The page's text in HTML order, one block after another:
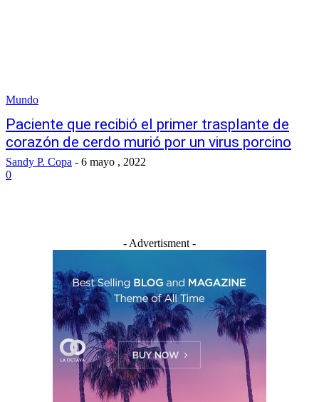
Mundo
Paciente que recibió el primer trasplante de
corazón de cerdo murió por un virus porcino
Sandy P. Copa - 6 mayo , 2022
0
- Advertisment -